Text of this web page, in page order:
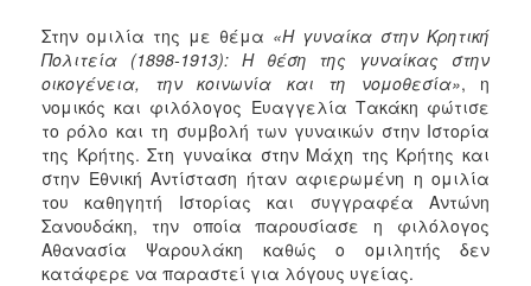
Στην ομιλία της με θέμα «Η γυναίκα στην Κρητική
Πολιτεία (1898-1913): Η θέση της γυναίκας στην
οικογένεια, την κοινωνία και τη νομοθεσία», η
νομικός και φιλόλογος Ευαγγελία Τακάκη φώτισε
το ρόλο και τη συμβολή των γυναικών στην Ιστορία
της Κρήτης. Στη γυναίκα στην Μάχη της Κρήτης και
στην Εθνική Αντίσταση ήταν αφιερωμένη η ομιλία
του καθηγητή Ιστορίας και συγγραφέα Αντώνη
Σανουδάκη, την οποία παρουσίασε η φιλόλογος
Αθανασία Ψαρουλάκη καθώς ο ομιλητής δεν
κατάφερε να παραστεί για λόγους υγείας.